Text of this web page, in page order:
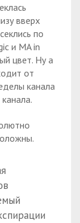
вверх
по
и MA in
цвет. Ну а
от
канала